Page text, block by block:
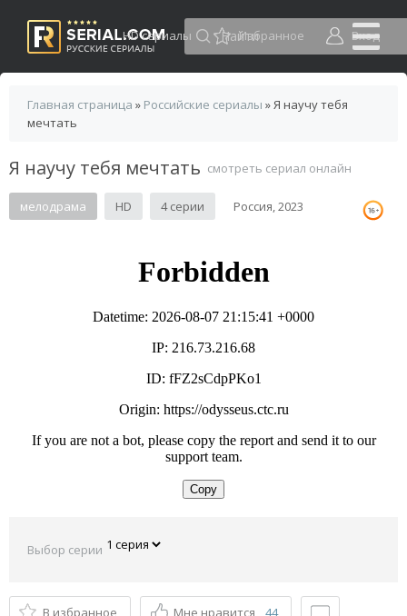
HD сериалы Избранное Вход
Главная страница » Российские сериалы » Я научу тебя
мечтать
Я научу тебя мечтать смотреть сериал онлайн
мелодрама HD 4 серии Россия, 2023
Выбор серии
В избранное Мне нравится 44